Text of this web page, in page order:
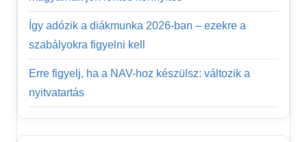
Így adózik a diákmunka 2026-ban – ezekre a
szabályokra figyelni kell
Erre figyelj, ha a NAV-hoz készülsz: változik a
nyitvatartás